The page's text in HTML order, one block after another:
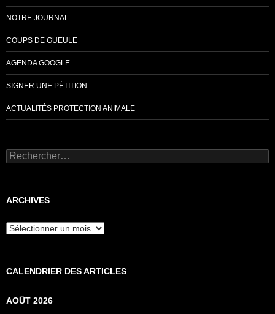
NOTRE JOURNAL
COUPS DE GUEULE
AGENDA GOOGLE
SIGNER UNE PÉTITION
ACTUALITÉS PROTECTION ANIMALE
Rechercher :
ARCHIVES
Archives
CALENDRIER DES ARTICLES
AOÛT 2026